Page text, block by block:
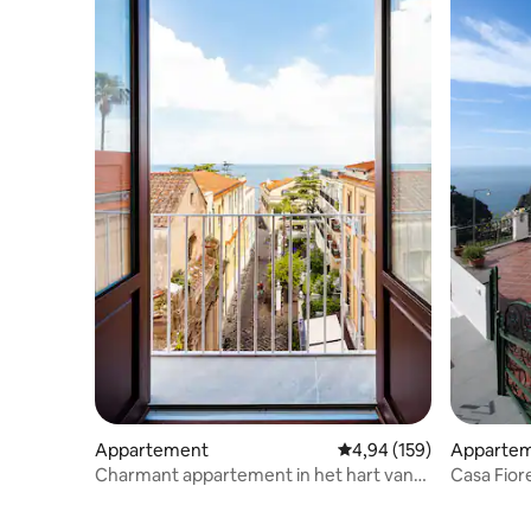
Appartement Gemiddelde
4,94 (159)
Charmant appartement in het hart van
Casa